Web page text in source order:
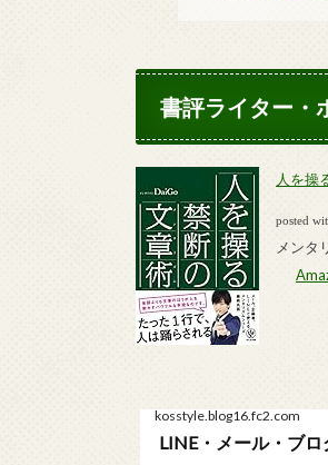
書評ライター・
人を操
posted
メンタ
kosstyle.blog16.fc2.com
LINE・メール・ブ